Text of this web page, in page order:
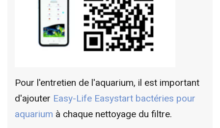
Pour l'entretien de l'aquarium, il est important
d'ajouter Easy-Life Easystart bactéries pour
aquarium à chaque nettoyage du filtre.